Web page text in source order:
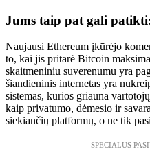
Jums taip pat gali
Naujausi Ethereum įkūrėjo
to, kai jis pritarė Bitcoin
skaitmeniniu suverenumu yra
šiandieninis internetas yra
sistemas, kurios griauna
kaip privatumo, dėmesio ir
siekiančių platformų, o ne tik
SPECIALUS